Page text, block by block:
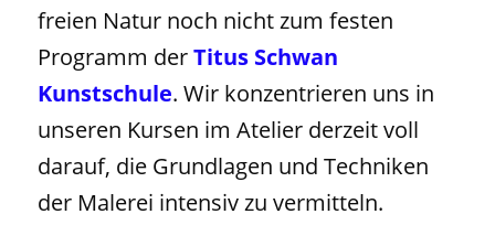
freien Natur noch nicht zum festen
Programm derTitus Schwan
Kunstschule. Wir konzentrieren uns in
unseren Kursen im Atelier derzeit voll
darauf, die Grundlagen und Techniken
der Malerei intensiv zu vermitteln.